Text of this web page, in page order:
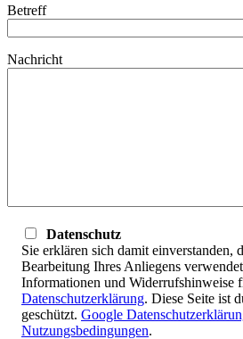
Betreff
Nachricht
Datenschutz
Sie erklären sich damit einverstanden,
Bearbeitung Ihres Anliegens
Informationen und Widerrufshinweise
Datenschutzerklärung. Diese Seite ist
geschützt. Google
Nutzungsbedingungen.